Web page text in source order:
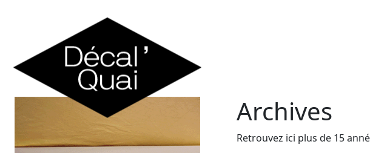
Archives
Retrouvez ici plus de 15